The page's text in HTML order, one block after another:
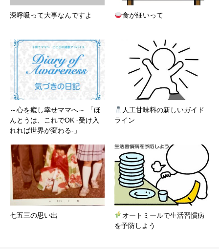
深呼吸って大事なんですよ 食が細いって
～心を癒し幸せママへ～ 「ほ
んとうは、これでOK -受け入
れれば世界が変わる-」
人工甘味料の新しいガイド
ライン
七五三の思い出
オートミールで生活習慣病
を予防しよう